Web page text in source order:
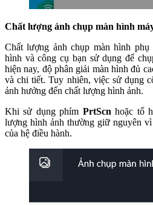
Chất lượng ảnh chụp màn hình
Chất lượng ảnh chụp màn hình
hình và công cụ bạn sử dụng để
hiện nay, độ phân giải màn hình đủ
và chi tiết. Tuy nhiên, việc sử dụng
ảnh hưởng đến chất lượng hình ảnh.
Khi sử dụng phím PrtScn hoặc tổ
lượng hình ảnh thường giữ nguyên
của hệ điều hành.